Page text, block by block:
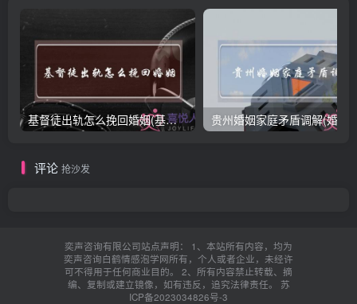
基督徒出轨怎么挽回婚姻(基督徒面对出轨婚姻)
评论 抢沙发
奕声咨询有限公司站点声明： 1、本站所有内容，均为
奕声咨询白鹤情感泡学网所有，个人或者企业，未经许
可不得用于任何商业目的。 2、所有内容禁止转载、摘
编、复制或建立镜像，如有违反，追究法律责任。 苏
ICP备2023034826号-3